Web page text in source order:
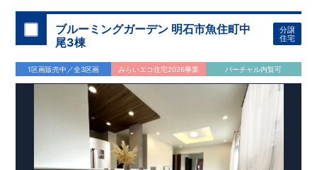
ブルーミングガーデン 明石市魚住町中
尾3棟
分譲
住宅
1区画販売中／全3区画 みらいエコ住宅2026事業 バーチャル内覧可